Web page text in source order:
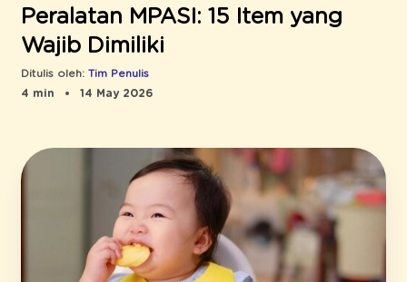
Peralatan MPASI: 15 Item yang
Wajib Dimiliki
Ditulis oleh: Tim Penulis
4 min
14 May 2026